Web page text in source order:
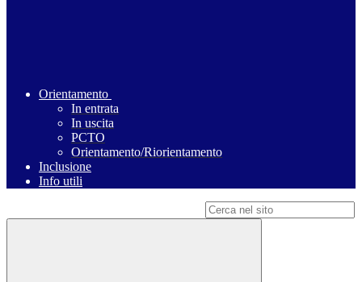
Orientamento
In entrata
In uscita
PCTO
Orientamento/Riorientamento
Inclusione
Info utili